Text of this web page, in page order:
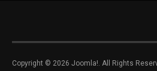
Copyright © 2026 Joomla!. All Rights